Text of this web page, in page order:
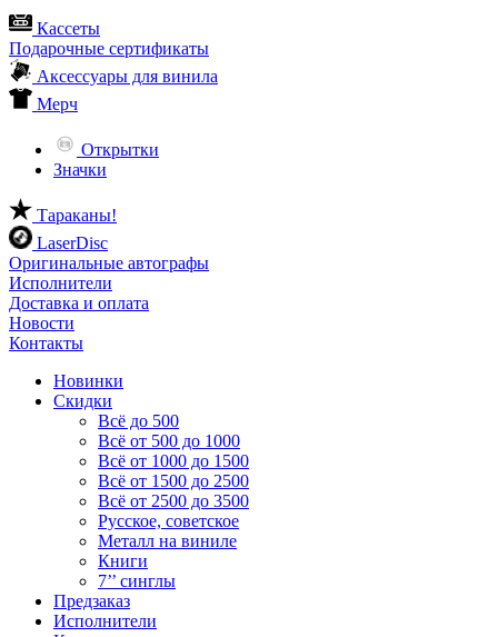
Кассеты
Подарочные сертификаты
Аксессуары для винила
Мерч
Открытки
Значки
Тараканы!
LaserDisc
Оригинальные автографы
Исполнители
Доставка и оплата
Новости
Контакты
Новинки
Скидки
Всё до 500
Всё от 500 до 1000
Всё от 1000 до 1500
Всё от 1500 до 2500
Всё от 2500 до 3500
Русское, советское
Металл на виниле
Книги
7’’ синглы
Предзаказ
Исполнители